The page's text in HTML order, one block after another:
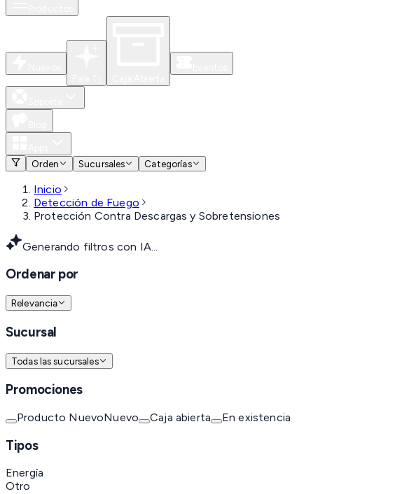
Orden
Sucursales Categorías
Inicio
Detección de Fuego
Protección Contra Descargas y Sobretensiones
Generando filtros con IA...
Ordenar por
Relevancia
Sucursal
Todas las sucursales
Promociones
Producto NuevoNuevo Caja abierta En existencia
Tipos
Energía
Otro